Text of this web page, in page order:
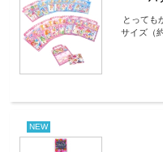
とっても
サイズ（
NEW